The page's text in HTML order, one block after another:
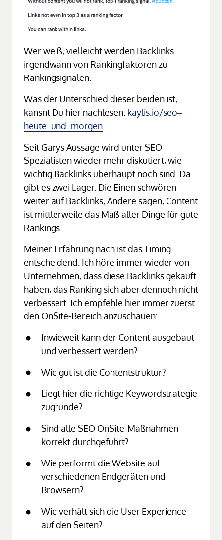
Wer weiß, vielleicht werden Backlinks
irgendwann von Rankingfaktoren zu
Rankingsignalen.
Was der Unterschied dieser beiden ist,
kansnt Du hier nachlesen: kaylis.io/seo‒
heute‒und‒morgen
Seit Garys Aussage wird unter SEO-
Spezialisten wieder mehr diskutiert, wie
wichtig Backlinks überhaupt noch sind. Da
gibt es zwei Lager. Die Einen schwören
weiter auf Backlinks, Andere sagen, Content
ist mittlerweile das Maß aller Dinge für gute
Rankings.
Meiner Erfahrung nach ist das Timing
entscheidend. Ich höre immer wieder von
Unternehmen, dass diese Backlinks gekauft
haben, das Ranking sich aber dennoch nicht
verbessert. Ich empfehle hier immer zuerst
den OnSite-Bereich anzuschauen:
Inwieweit kann der Content ausgebaut
und verbessert werden?
Wie gut ist die Contentstruktur?
Liegt hier die richtige Keywordstrategie
zugrunde?
Sind alle SEO OnSite-Maßnahmen
korrekt durchgeführt?
Wie performt die Website auf
verschiedenen Endgeräten und
Browsern?
Wie verhält sich die User Experience
auf den Seiten?